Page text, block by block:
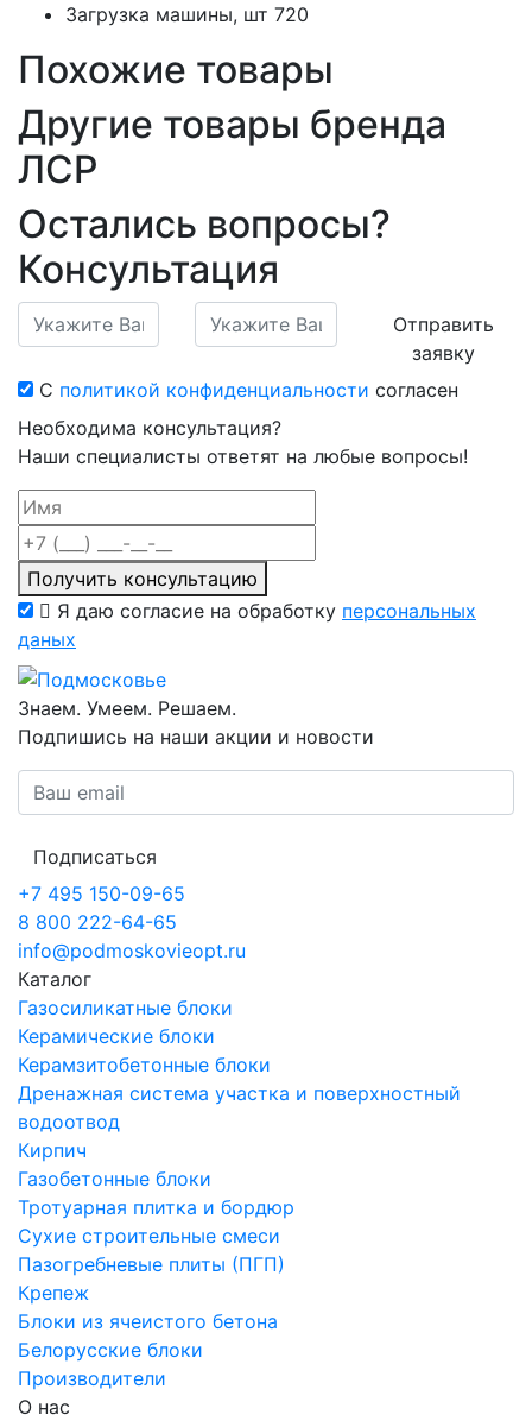
Загрузка машины, шт 720
Похожие товары
Другие товары бренда
ЛСР
Остались вопросы?
Консультация
Отправить
заявку
С политикой конфиденциальности согласен
Необходима консультация?
Наши специалисты ответят на любые вопросы!
Получить консультацию
Я даю согласие на обработку персональных
даных
Знаем. Умеем. Решаем.
Подпишись на наши акции и новости
Подписаться
+7 495 150-09-65
8 800 222-64-65
info@podmoskovieopt.ru
Каталог
Газосиликатные блоки
Керамические блоки
Керамзитобетонные блоки
Дренажная система участка и поверхностный
водоотвод
Кирпич
Газобетонные блоки
Тротуарная плитка и бордюр
Сухие строительные смеси
Пазогребневые плиты (ПГП)
Крепеж
Блоки из ячеистого бетона
Белорусские блоки
Производители
О нас